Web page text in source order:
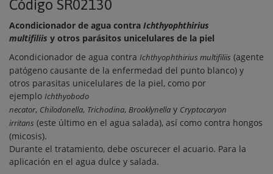
Código SR02130
Acondicionador de agua contra Ichthyophthirius
multifiliis y otros parásitos unicelulares de la piel
Acondicionador de agua contra Ichthyophthirius multifiliis (agente
patógeno causante de la enfermedad del punto blanco) y
otros parasitas unicelulares de la piel, como por
ejemplo Ichthyobodo
necator, Chilodonella, Trichodina, Brooklynella y Cryptocaryon
irritans (este último en el agua salada), así como contra hongos
(micosis).
Durante el tratamiento, debe oscurecer el acuario. Para la
aplicación en el agua dulce y salada.